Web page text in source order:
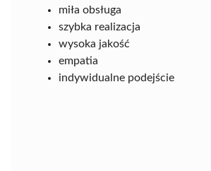
miła obsługa
szybka realizacja
wysoka jakość
empatia
indywidualne podejście